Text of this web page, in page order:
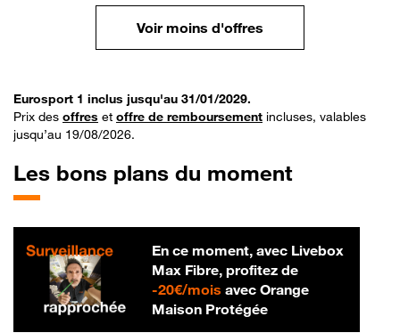
Voir moins d'offres
Eurosport 1 inclus jusqu'au 31/01/2029.
Prix des offres et offre de remboursement incluses, valables
jusqu’au 19/08/2026.
Les bons plans du moment
En ce moment, avec Livebox
Max Fibre, profitez de
-20€/mois20 € par mois
avec Orange
Maison Protégée